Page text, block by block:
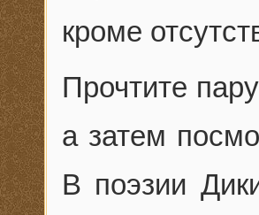
кроме
Прочтите
а затем
В поэзии